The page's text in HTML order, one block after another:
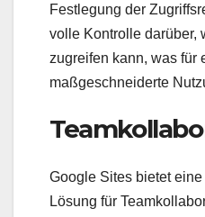
Festlegung der
volle Kontrolle darüber,
zugreifen kann, was für
maßgeschneiderte
Google Sites bietet
Lösung für